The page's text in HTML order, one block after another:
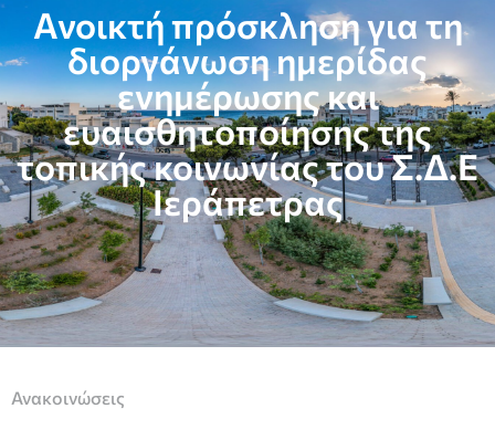
Ανοικτή πρόσκληση για τη
διοργάνωση ημερίδας
ενημέρωσης και
ευαισθητοποίησης της
τοπικής κοινωνίας του Σ.Δ.Ε
Ιεράπετρας
Ανακοινώσεις